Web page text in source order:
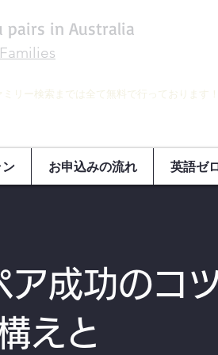
pairs in Australia
リー検索までは全て無料で行っております！
お申込みの流れ 英語ゼ
成功のコツ
えと